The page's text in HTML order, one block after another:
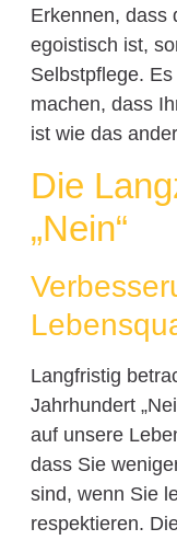
Erkennen, dass
egoistisch ist,
Selbstpflege.
machen, dass
ist wie das
Die
„Nein“
Langfristig
Jahrhundert
auf unsere
dass Sie
sind, wenn Sie
respektieren.